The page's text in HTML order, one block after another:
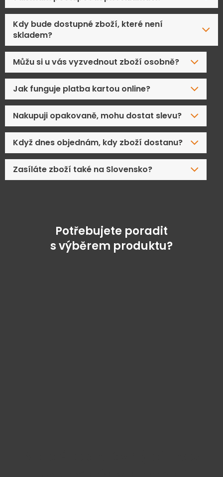
Kdy bude dostupné zboží, které není
skladem?
Můžu si u vás vyzvednout zboží osobně?
Jak funguje platba kartou online?
Nakupuji opakovaně, mohu dostat slevu?
Když dnes objednám, kdy zboží dostanu?
Zasíláte zboží také na Slovensko?
Potřebujete poradit
s výběrem produktu?